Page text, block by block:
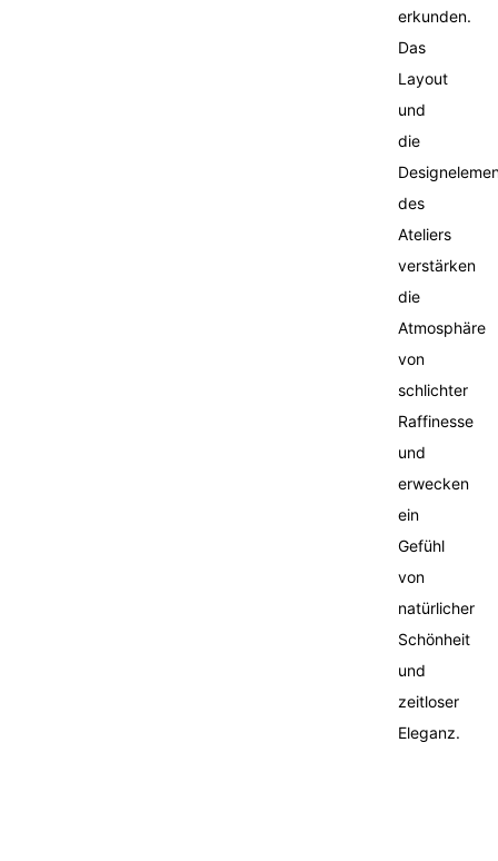
erkunden.
Das
Layout
und
die
des
Ateliers
verstärken
die
Atmosphäre
von
schlichter
Raffinesse
und
erwecken
ein
Gefühl
von
natürlicher
Schönheit
und
zeitloser
Eleganz.